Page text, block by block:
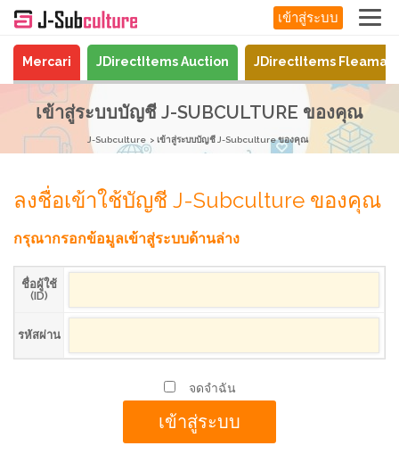
เข้าสู่ระบบ
Mercari JDirectItems Auction JDirectItems
เข้าสู่ระบบบัญชี J-SUBCULTURE ของคุณ
J-Subculture เข้าสู่ระบบบัญชี J-Subculture ของคุณ
ลงชื่อเข้าใช้บัญชี J-Subculture ของคุณ
กรุณากรอกข้อมูลเข้าสู่ระบบด้านล่าง
ชื่อผู้ใช้
(ID)
รหัสผ่าน
จดจำฉัน